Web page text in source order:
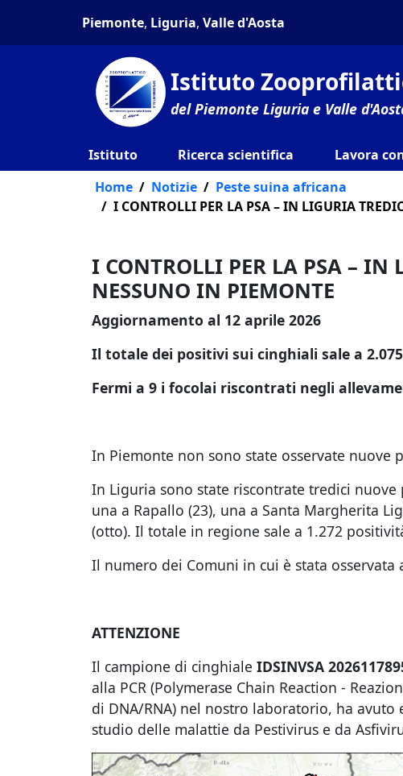
Piemonte, Liguria, Valle d'Aosta
Istituto
del Piemonte Liguria e Valle
Istituto Ricerca scientifica Lavora
Home
Notizie
Peste suina africana
I CONTROLLI PER LA PSA – IN LIGURIA
I CONTROLLI PER LA PSA –
NESSUNO IN PIEMONTE
Aggiornamento al 12 aprile 2026
Il totale dei positivi sui cinghiali sale a
Fermi a 9 i focolai riscontrati negli
In Piemonte non sono state osservate
In Liguria sono state riscontrate tredici
una a Rapallo (23), una a Santa Margherita
(otto). Il totale in regione sale a 1.272
Il numero dei Comuni in cui è stata
ATTENZIONE
Il campione di cinghiale IDSINVSA
alla PCR (Polymerase Chain Reaction -
di DNA/RNA) nel nostro laboratorio, ha avuto
studio delle malattie da Pestivirus e da